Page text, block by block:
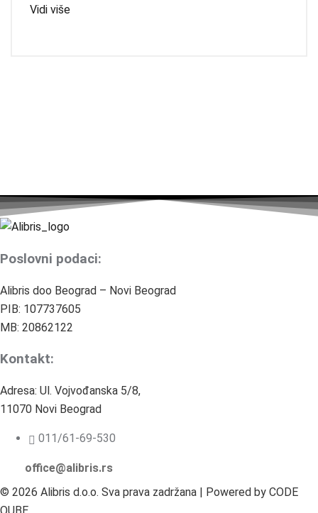
Vidi više
Poslovni podaci:
Alibris doo Beograd – Novi Beograd
PIB: 107737605
MB: 20862122
Kontakt:
Adresa: Ul. Vojvođanska 5/8,
11070 Novi Beograd
011/61-69-530
office@alibris.rs
© 2026 Alibris d.o.o. Sva prava zadržana | Powered by CODE